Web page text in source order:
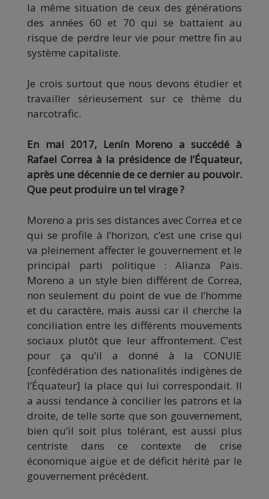
la même situation de ceux des générations
des années 60 et 70 qui se battaient au
risque de perdre leur vie pour mettre fin au
système capitaliste.
Je crois surtout que nous devons étudier et
travailler sérieusement sur ce thème du
narcotrafic.
En mai 2017, Lenín Moreno a succédé à
Rafael Correa à la présidence de l’Équateur,
après une décennie de ce dernier au pouvoir.
Que peut produire un tel virage ?
Moreno a pris ses distances avec Correa et ce
qui se profile à l’horizon, c’est une crise qui
va pleinement affecter le gouvernement et le
principal parti politique : Alianza Pais.
Moreno a un style bien différent de Correa,
non seulement du point de vue de l’homme
et du caractère, mais aussi car il cherche la
conciliation entre les différents mouvements
sociaux plutôt que leur affrontement. C’est
pour ça qu’il a donné à la CONUIE
[confédération des nationalités indigènes de
l’Équateur] la place qui lui correspondait. Il
a aussi tendance à concilier les patrons et la
droite, de telle sorte que son gouvernement,
bien qu’il soit plus tolérant, est aussi plus
centriste dans ce contexte de crise
économique aigüe et de déficit hérité par le
gouvernement précédent.